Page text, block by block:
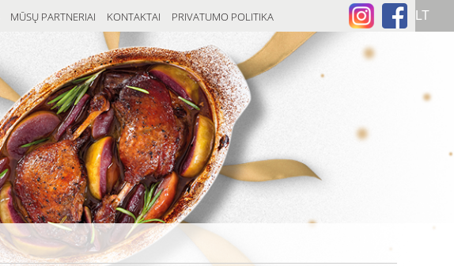
MŪSŲ PARTNERIAI KONTAKTAI PRIVATUMO POLITIKA